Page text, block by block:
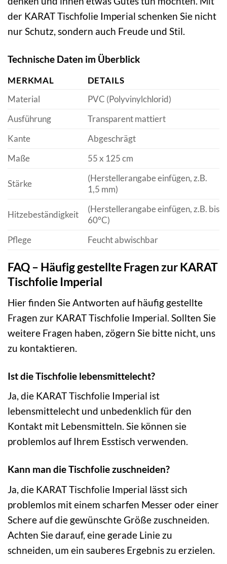
der KARAT Tischfolie Imperial schenken Sie nicht
nur Schutz, sondern auch Freude und Stil.
Technische Daten im Überblick
MERKMAL
DETAILS
Material
PVC (Polyvinylchlorid)
Ausführung
Transparent mattiert
Kante
Abgeschrägt
Maße
55 x 125 cm
Stärke
(Herstellerangabe einfügen, z.B.
1,5 mm)
Hitzebeständigkeit
(Herstellerangabe einfügen, z.B. bis
60°C)
Pflege
Feucht abwischbar
FAQ – Häufig gestellte Fragen zur KARAT
Tischfolie Imperial
Hier finden Sie Antworten auf häufig gestellte
Fragen zur KARAT Tischfolie Imperial. Sollten Sie
weitere Fragen haben, zögern Sie bitte nicht, uns
zu kontaktieren.
Ist die Tischfolie lebensmittelecht?
Ja, die KARAT Tischfolie Imperial ist
lebensmittelecht und unbedenklich für den
Kontakt mit Lebensmitteln. Sie können sie
problemlos auf Ihrem Esstisch verwenden.
Kann man die Tischfolie zuschneiden?
Ja, die KARAT Tischfolie Imperial lässt sich
problemlos mit einem scharfen Messer oder einer
Schere auf die gewünschte Größe zuschneiden.
Achten Sie darauf, eine gerade Linie zu
schneiden, um ein sauberes Ergebnis zu erzielen.